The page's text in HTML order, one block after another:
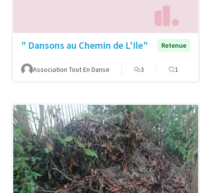
" Dansons au Chemin de L'Ile" Retenue
Association Tout En Danse 3 1